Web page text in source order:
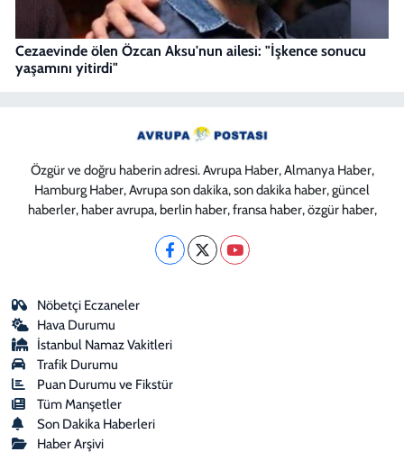
Cezaevinde ölen Özcan Aksu'nun ailesi: "İşkence sonucu
yaşamını yitirdi"
Özgür ve doğru haberin adresi. Avrupa Haber, Almanya Haber,
Hamburg Haber, Avrupa son dakika, son dakika haber, güncel
haberler, haber avrupa, berlin haber, fransa haber, özgür haber,
Nöbetçi Eczaneler
Hava Durumu
İstanbul Namaz Vakitleri
Trafik Durumu
Puan Durumu ve Fikstür
Tüm Manşetler
Son Dakika Haberleri
Haber Arşivi